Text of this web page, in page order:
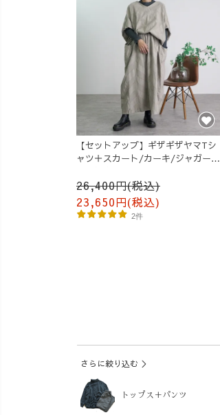
【セットアップ】ギザギザヤマTシ
ャツ＋スカート/カーキ/ジャガード
26,400円(税込)
23,650円(税込)
2件
さらに絞り込む ＞
トップス＋パンツ